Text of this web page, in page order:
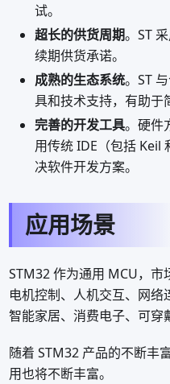
试。
超长的供货周期。ST
续期供货承诺。
成熟的生态系统。ST
具和技术支持，有助于
完善的开发工具。硬件
用传统 IDE（包括 Keil
决软件开发方案。
应用场景
STM32 作为通用 MCU，市
电机控制、人机交互、网络
智能家居、消费电子、可穿
随着 STM32 产品的不断丰
用也将不断丰富。